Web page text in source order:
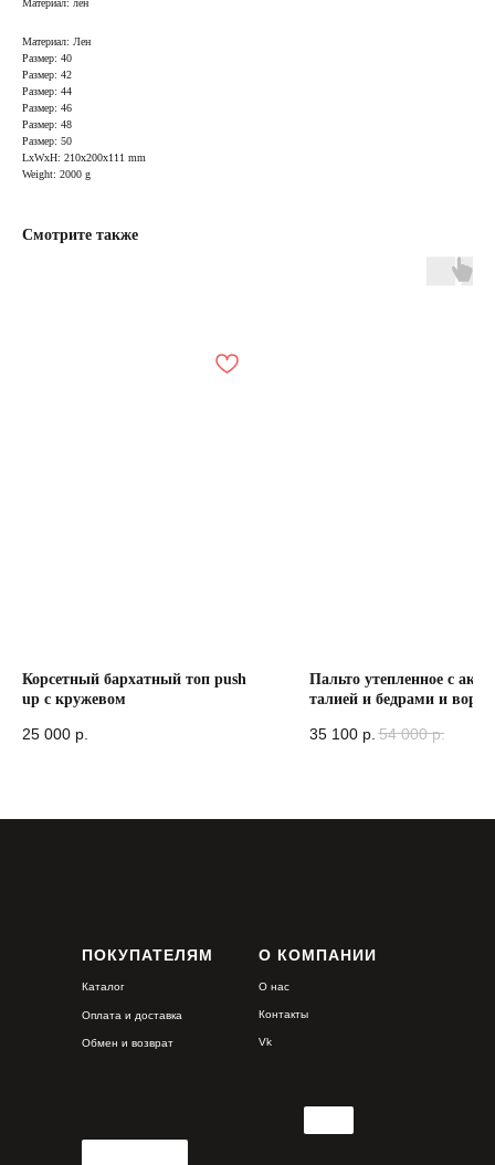
Материал: лен
Материал: Лен
Размер: 40
Размер: 42
Размер: 44
Размер: 46
Размер: 48
Размер: 50
LxWxH: 210x200x111 mm
Weight: 2000 g
Смотрите также
Корсетный бархатный топ push
up с кружевом
25 000 р.
Пальто утепленное с
талией и бедрами и
35 100 р. 54 000 р.
ПОКУПАТЕЛЯМ
Каталог
Оплата и доставка
Обмен и возврат
О КОМПАНИИ
О нас
Контакты
Vk